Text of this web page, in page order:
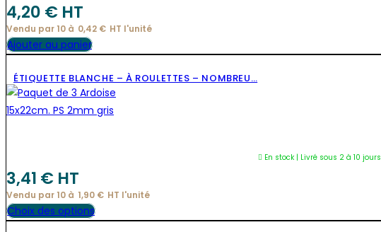
sur
la
page
du
4,20 € HT
Vendu par 10 à 0,42 € HT l'unité
Ajouter au panier
ÉTIQUETTE BLANCHE – À ROULETTES – NOMBREU…
En stock | Livré sous 2 à 10 jours
3,41 € HT
Vendu par 10 à 1,90 € HT l'unité
Choix des optionsCe